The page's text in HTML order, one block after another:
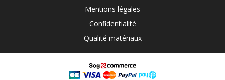
Mentions légales
Confidentialité
Qualité matériaux